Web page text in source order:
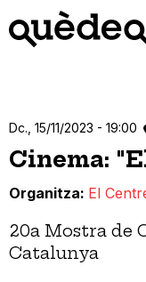
contingut
Dc., 15/11/2023 - 19:00
Cinema:
Organitza El
20a Mostra de
Catalunya